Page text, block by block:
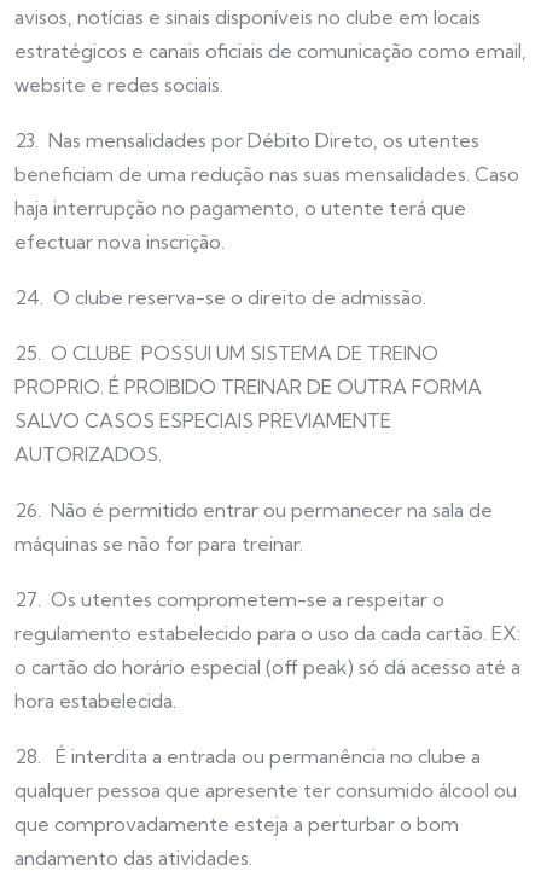
avisos, notícias e sinais disponíveis no clube em locais
estratégicos e canais oficiais de comunicação como email,
website e redes sociais.
23. Nas mensalidades por Débito Direto, os utentes
beneficiam de uma redução nas suas mensalidades. Caso
haja interrupção no pagamento, o utente terá que
efectuar nova inscrição.
24. O clube reserva-se o direito de admissão.
25. O CLUBE POSSUI UM SISTEMA DE TREINO
PROPRIO. É PROIBIDO TREINAR DE OUTRA FORMA
SALVO CASOS ESPECIAIS PREVIAMENTE
AUTORIZADOS.
26. Não é permitido entrar ou permanecer na sala de
máquinas se não for para treinar.
27. Os utentes comprometem-se a respeitar o
regulamento estabelecido para o uso da cada cartão. EX:
o cartão do horário especial (off peak) só dá acesso até a
hora estabelecida.
28. É interdita a entrada ou permanência no clube a
qualquer pessoa que apresente ter consumido álcool ou
que comprovadamente esteja a perturbar o bom
andamento das atividades.